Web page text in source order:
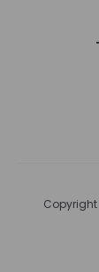
Copyright